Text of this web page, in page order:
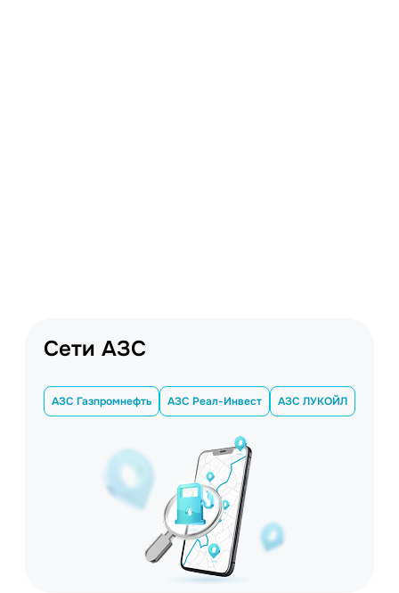
Сети АЗС
АЗС Газпромнефть АЗС Реал-Инвест АЗС ЛУКОЙЛ